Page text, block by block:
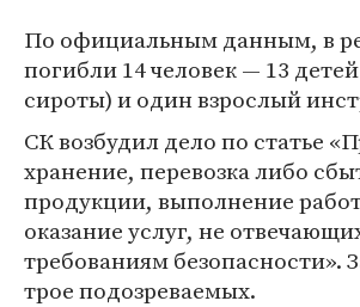
По официальным данным, в
погибли 14 человек — 13
сироты) и один взрослый
СК возбудил дело по статье
хранение, перевозка либо
продукции, выполнение
оказание услуг, не
требованиям безопасности».
трое подозреваемых.